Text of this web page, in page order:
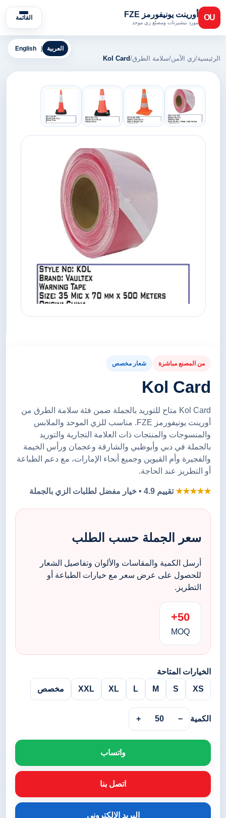
OU أورينت يونيفورمز FZE
مورد تيشيرتات ومصنّع زي موحد
القائمة
English العربية
الرئيسية/زي الأمن/سلامة الطرق/
Kol Card
من المصنع مباشرة شعار مخصص
Kol Card
Kol Card متاح للتوريد بالجملة ضمن فئة سلامة الطرق من
أورينت يونيفورمز FZE. مناسب للزي الموحد والملابس
والمنسوجات والمنتجات ذات العلامة التجارية والتوريد
بالجملة في دبي وأبوظبي والشارقة وعجمان ورأس الخيمة
والفجيرة وأم القيوين وجميع أنحاء الإمارات، مع دعم الطباعة
أو التطريز عند الحاجة.
★★★★★تقييم 4.9 • خيار مفضل لطلبات الزي بالجملة
سعر الجملة حسب الطلب
أرسل الكمية والمقاسات والألوان وتفاصيل الشعار
للحصول على عرض سعر مع خيارات الطباعة أو
التطريز.
50+
MOQ
الخيارات المتاحة
XS
S
M
L
XL
XXL مخصص
الكمية −
50
+
واتساب
اتصل بنا
البريد الإلكتروني